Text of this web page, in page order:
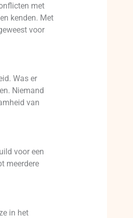
met
kenden. Met
voor
Was er
Niemand
van
voor een
meerdere
in het